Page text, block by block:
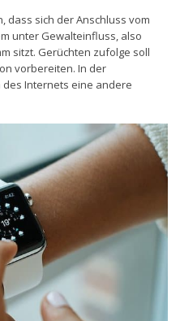
dass sich der Anschluss vom
unter Gewalteinfluss, also
sitzt. Gerüchten zufolge soll
vorbereiten. In der
Internets eine andere